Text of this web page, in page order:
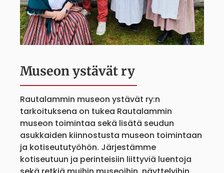
Museon ystävät ry
Rautalammin museon ystävät ry:n
tarkoituksena on tukea Rautalammin
museon toimintaa sekä lisätä seudun
asukkaiden kiinnostusta museon toimintaan
ja kotiseututyöhön. Järjestämme
kotiseutuun ja perinteisiin liittyviä luentoja